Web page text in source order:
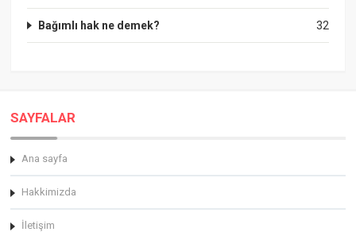
32
Bağımlı hak ne demek?
SAYFALAR
Ana sayfa
Hakkimizda
İletişim